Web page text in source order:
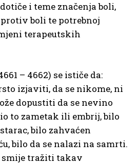
i teme značenja boli,
boli te potrebnoj
terapeutskih
– 4662) se ističe da:
izjaviti, da se nikome, ni
dopustiti da se nevino
to zametak ili embrij, bilo
bilo zahvaćen
bilo da se nalazi na samrti.
smije tražiti takav